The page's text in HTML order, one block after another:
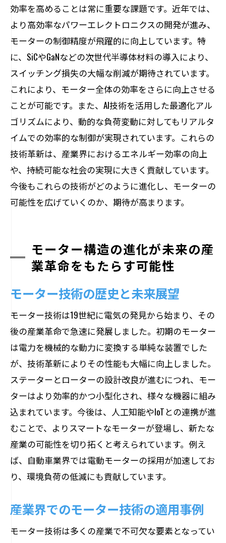
効率を高めることは常に重要な課題です。近年では、
より高効率なパワーエレクトロニクスの開発が進み、
モーターの制御精度が飛躍的に向上しています。特
に、SiCやGaNなどの次世代半導体材料の導入により、
スイッチング損失の大幅な削減が期待されています。
これにより、モーター全体の効率をさらに向上させる
ことが可能です。また、AI技術を活用した最適化アル
ゴリズムにより、動的な負荷変動に対してもリアルタ
イムでの効率的な制御が実現されています。これらの
技術革新は、産業界におけるエネルギー効率の向上
や、持続可能な社会の実現に大きく貢献しています。
今後もこれらの技術がどのように進化し、モーターの
可能性を広げていくのか、期待が高まります。
モーター構造の進化が未来の産
業革命をもたらす可能性
モーター技術の歴史と未来展望
モーター技術は19世紀に電気の発見から始まり、その
後の産業革命で急速に発展しました。初期のモーター
は電力を機械的な動力に変換する単純な装置でした
が、技術革新によりその性能も大幅に向上しました。
ステーターとローターの設計改良が進むにつれ、モー
ターはより効率的かつ小型化され、様々な機器に組み
込まれています。今後は、人工知能やIoTとの連携が進
むことで、よりスマートなモーターが登場し、新たな
産業の可能性を切り拓くと考えられています。例え
ば、自動車業界では電動モーターの採用が加速してお
り、環境負荷の低減にも貢献しています。
産業界でのモーター技術の適用事例
モーター技術は多くの産業で不可欠な要素となってい